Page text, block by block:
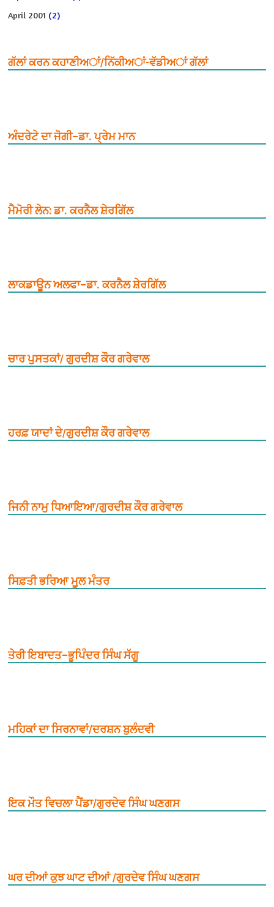
April 2001 (2)
ਗੱਲਾਂ ਕਰਨ ਕਹਾਣੀਅਾਂ/ਨਿੱਕੀਅਾਂ-ਵੱਡੀਅਾਂ ਗੱਲਾਂ
ਅੰਦਰੇਟੇ ਦਾ ਜੋਗੀ–ਡਾ. ਪ੍ਰੇਮ ਮਾਨ
ਮੈਮੋਰੀ ਲੇਨ: ਡਾ. ਕਰਨੈਲ ਸ਼ੇਰਗਿੱਲ
ਲਾਕਡਾਊਨ ਅਲਫਾ–ਡਾ. ਕਰਨੈਲ ਸ਼ੇਰਗਿੱਲ
ਚਾਰ ਪੁਸਤਕਾਂ/ ਗੁਰਦੀਸ਼ ਕੌਰ ਗਰੇਵਾਲ
ਹਰਫ਼ ਯਾਦਾਂ ਦੇ/ਗੁਰਦੀਸ਼ ਕੌਰ ਗਰੇਵਾਲ
ਜਿਨੀ ਨਾਮੁ ਧਿਆਇਆ/ਗੁਰਦੀਸ਼ ਕੌਰ ਗਰੇਵਾਲ
ਸਿਫ਼ਤੀ ਭਰਿਆ ਮੂ਼ਲ ਮੰਤਰ
ਤੇਰੀ ਇਬਾਦਤ–ਭੂਪਿੰਦਰ ਸਿੰਘ ਸੱਗੂ
ਮਹਿਕਾਂ ਦਾ ਸਿਰਨਾਵਾਂ/ਦਰਸ਼ਨ ਬੁਲੰਦਵੀ
ਇਕ ਮੌਤ ਵਿਚਲਾ ਪੈਂਡਾ/ਗੁਰਦੇਵ ਸਿੰਘ ਘਣਗਸ
ਘਰ ਦੀਆਂ ਕੁਝ ਘਾਟ ਦੀਆਂ /ਗੁਰਦੇਵ ਸਿੰਘ ਘਣਗਸ